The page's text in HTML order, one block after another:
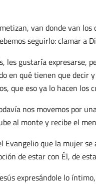
van donde van los
seguirlo: clamar a
les gustaría expresarse,
en qué tienen que decir
que eso ya lo hacen los
nos movemos por
al monte y recibe el
Evangelio que la mujer
de estar con Él, de
expresándole lo